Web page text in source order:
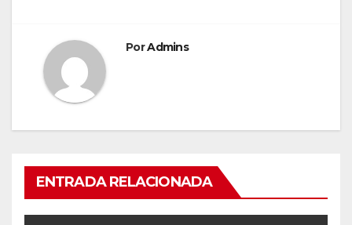
PorAdmins
ENTRADA RELACIONADA